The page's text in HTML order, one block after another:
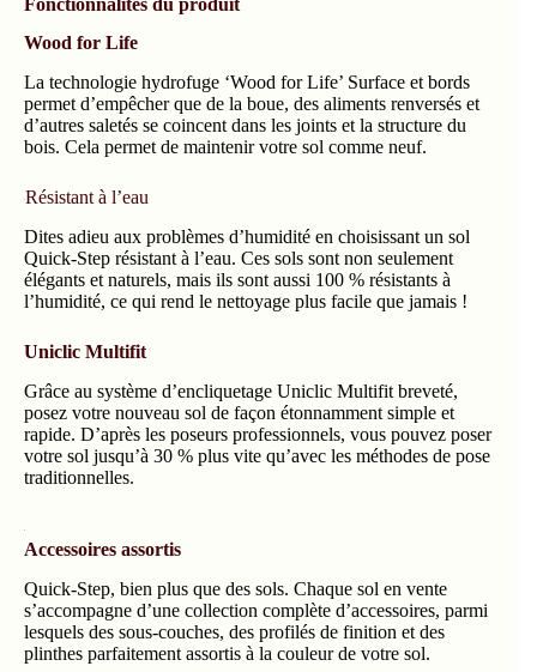
Wood for Life
La technologie hydrofuge ‘Wood for Life’ Surface et bords
permet d’empêcher que de la boue, des aliments renversés et
d’autres saletés se coincent dans les joints et la structure du
bois. Cela permet de maintenir votre sol comme neuf.
Résistant à l’eau
Dites adieu aux problèmes d’humidité en choisissant un sol
Quick-Step résistant à l’eau. Ces sols sont non seulement
élégants et naturels, mais ils sont aussi 100 % résistants à
l’humidité, ce qui rend le nettoyage plus facile que jamais !
Uniclic Multifit
Grâce au système d’encliquetage Uniclic Multifit breveté,
posez votre nouveau sol de façon étonnamment simple et
rapide. D’après les poseurs professionnels, vous pouvez poser
votre sol jusqu’à 30 % plus vite qu’avec les méthodes de pose
traditionnelles.
Accessoires assortis
Quick-Step, bien plus que des sols. Chaque sol en vente
s’accompagne d’une collection complète d’accessoires, parmi
lesquels des sous-couches, des profilés de finition et des
plinthes parfaitement assortis à la couleur de votre sol.